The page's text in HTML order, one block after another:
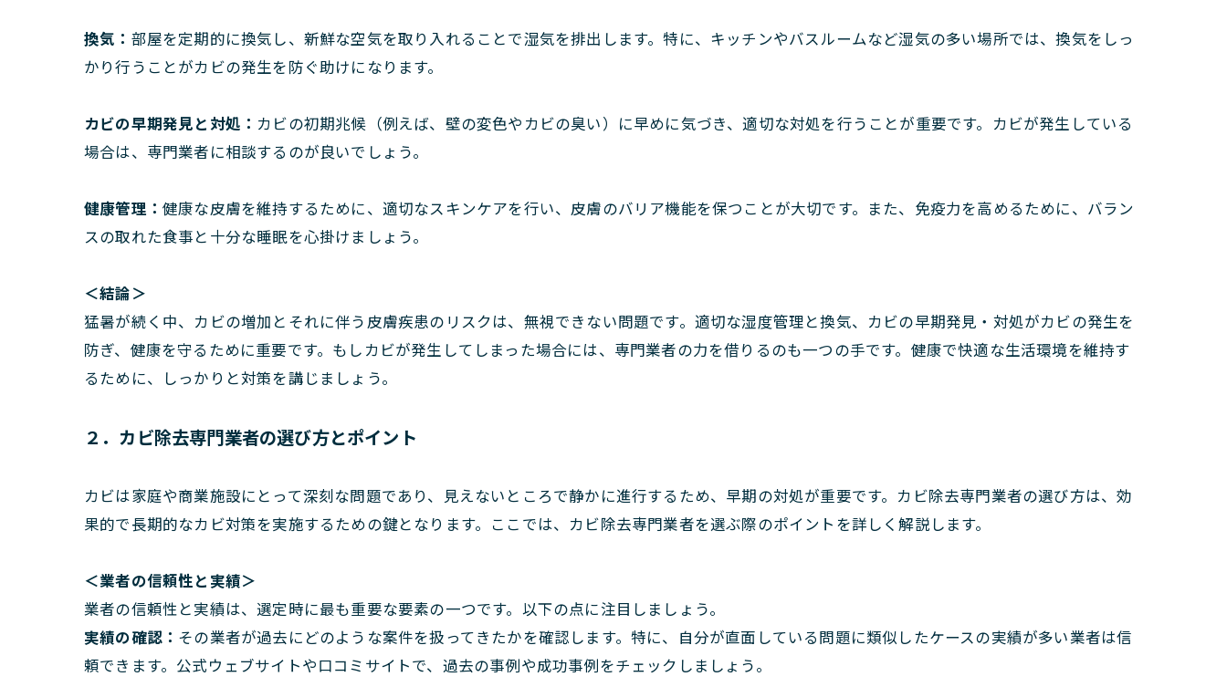
換気： 部屋を定期的に換気し、新鮮な空気を取り入れることで湿気を排出します。特に、キッチンやバスルームなど湿気の多い場所では、換気をしっ
かり行うことがカビの発生を防ぐ助けになります。
カビの早期発見と対処： カビの初期兆候（例えば、壁の変色やカビの臭い）に早めに気づき、適切な対処を行うことが重要です。カビが発生している
場合は、専門業者に相談するのが良いでしょう。
健康管理： 健康な皮膚を維持するために、適切なスキンケアを行い、皮膚のバリア機能を保つことが大切です。また、免疫力を高めるために、バラン
スの取れた食事と十分な睡眠を心掛けましょう。
＜結論＞
猛暑が続く中、カビの増加とそれに伴う皮膚疾患のリスクは、無視できない問題です。適切な湿度管理と換気、カビの早期発見・対処がカビの発生を
防ぎ、健康を守るために重要です。もしカビが発生してしまった場合には、専門業者の力を借りるのも一つの手です。健康で快適な生活環境を維持す
るために、しっかりと対策を講じましょう。
２．カビ除去専門業者の選び方とポイント
カビは家庭や商業施設にとって深刻な問題であり、見えないところで静かに進行するため、早期の対処が重要です。カビ除去専門業者の選び方は、効
果的で長期的なカビ対策を実施するための鍵となります。ここでは、カビ除去専門業者を選ぶ際のポイントを詳しく解説します。
＜業者の信頼性と実績＞
業者の信頼性と実績は、選定時に最も重要な要素の一つです。以下の点に注目しましょう。
実績の確認： その業者が過去にどのような案件を扱ってきたかを確認します。特に、自分が直面している問題に類似したケースの実績が多い業者は信
頼できます。公式ウェブサイトや口コミサイトで、過去の事例や成功事例をチェックしましょう。